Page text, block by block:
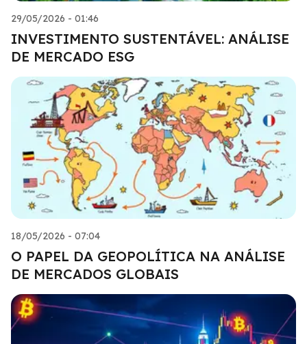
29/05/2026 - 01:46
INVESTIMENTO SUSTENTÁVEL: ANÁLISE
DE MERCADO ESG
18/05/2026 - 07:04
O PAPEL DA GEOPOLÍTICA NA ANÁLISE
DE MERCADOS GLOBAIS